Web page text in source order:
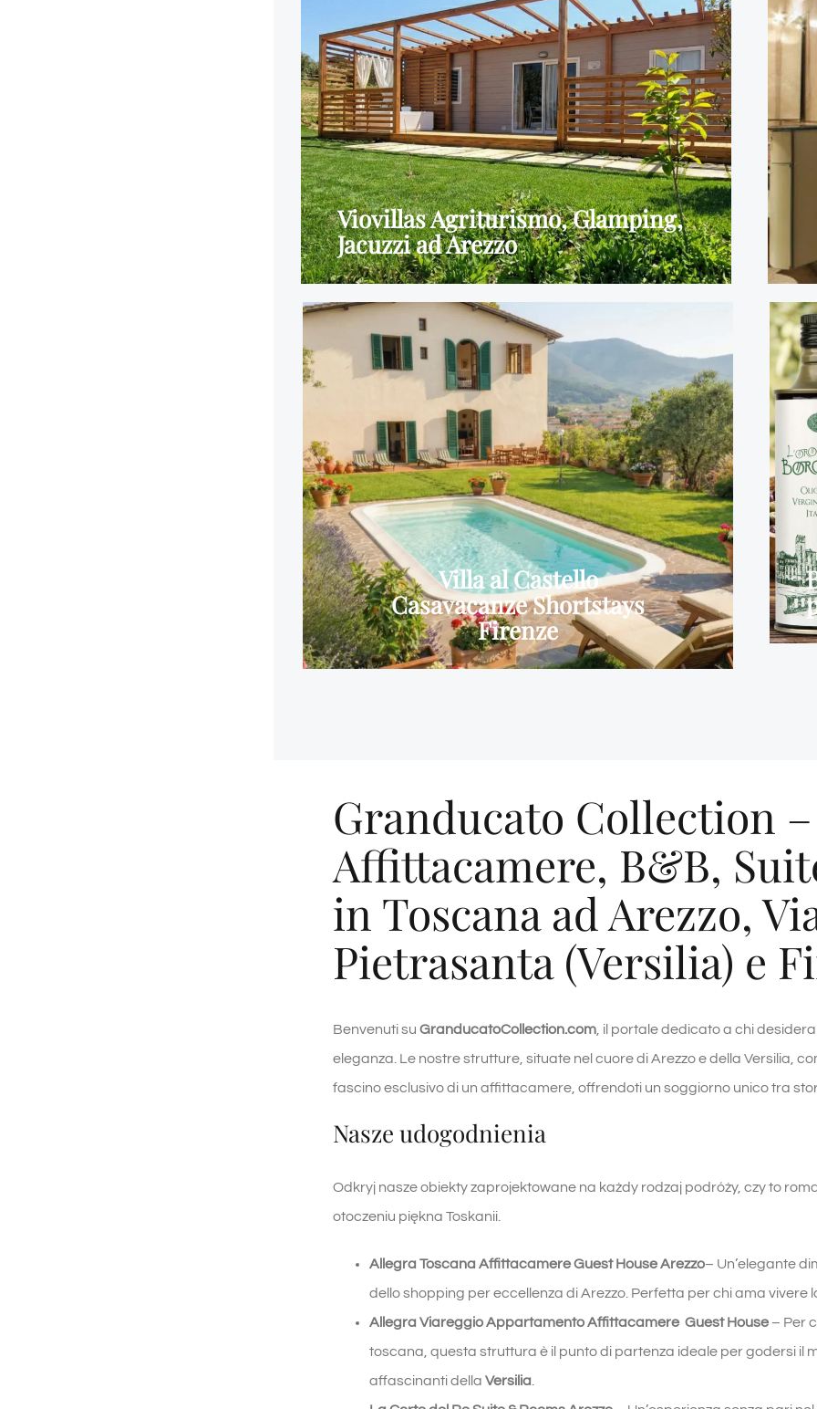
Viovillas Agriturismo, Glamping,
Jacuzzi ad Arezzo
Villa al Castello
Casavacanze Shortstays
Firenze
Granducato Collection
Affittacamere, B&B,
in Toscana ad Arezzo,
Pietrasanta (Versilia) e
Benvenuti su GranducatoCollection.com, il portale dedicato a chi
eleganza. Le nostre strutture, situate nel cuore di Arezzo e della Versilia,
fascino esclusivo di un affittacamere, offrendoti un soggiorno unico tra
Nasze udogodnienia
Odkryj nasze obiekty zaprojektowane na każdy rodzaj podróży, czy to
otoczeniu piękna Toskanii.
Allegra Toscana Affittacamere Guest House Arezzo– Un’elegante
dello shopping per eccellenza di Arezzo. Perfetta per chi ama
Allegra Viareggio Appartamento Affittacamere Guest House– Per
toscana, questa struttura è il punto di partenza ideale per godersi il
affascinanti della Versilia